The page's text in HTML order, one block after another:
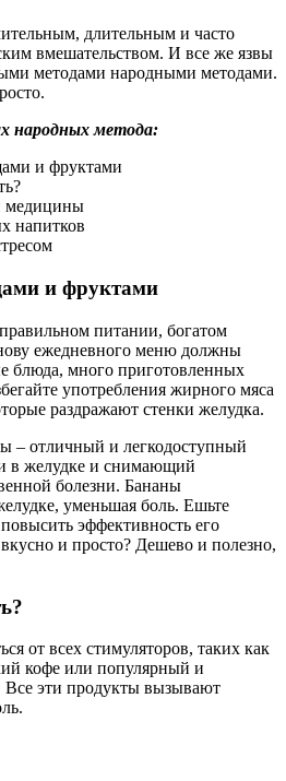
длительным и часто
вмешательством. И все же язвы
методами народными методами.
народных метода:
и фруктами
медицины
напитков
и фруктами
питании, богатом
ежедневного меню должны
блюда, много приготовленных
употребления жирного мяса
раздражают стенки желудка.
– отличный и легкодоступный
в желудке и снимающий
болезни. Бананы
уменьшая боль. Ешьте
эффективность его
вкусно и просто? Дешево и полезно,
от всех стимуляторов, таких как
кофе или популярный и
эти продукты вызывают